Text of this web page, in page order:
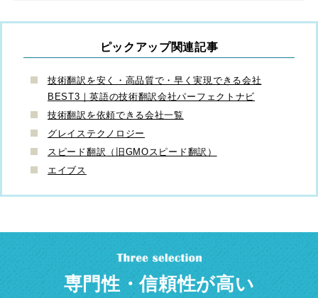
ピックアップ関連記事
技術翻訳を安く・高品質で・早く実現できる会社
BEST3｜英語の技術翻訳会社パーフェクトナビ
技術翻訳を依頼できる会社一覧
グレイステクノロジー
スピード翻訳 （旧GMOスピード翻訳）
エイブス
専門性・信頼性が高い